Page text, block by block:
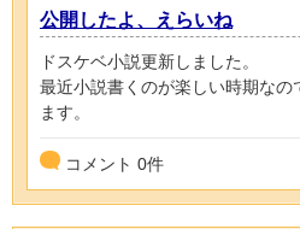
公開したよ、えらいね
ドスケベ小説更新しました。
最近小説書くのが楽しい時期な
ます。
コメント 0件